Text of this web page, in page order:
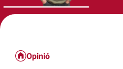
Opinió